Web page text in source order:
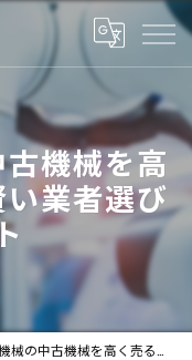
機械を高
業者選び
械を高く売る買取相場と賢い業者選びのポイント